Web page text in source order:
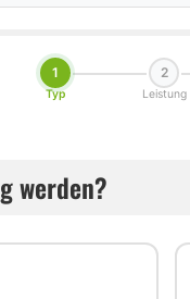
1
Typ
2
Leistung
werden?